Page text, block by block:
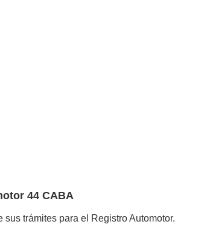
44 CABA
trámites para el Registro Automotor.